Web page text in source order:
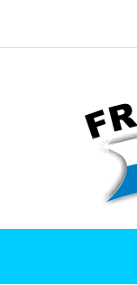
contenido